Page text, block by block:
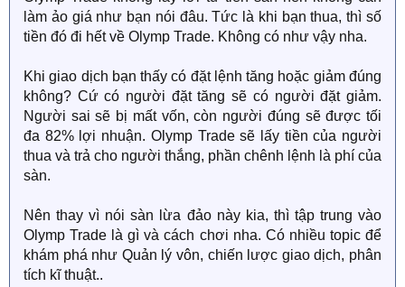
làm ảo giá như bạn nói đâu. Tức là khi bạn thua, thì số
tiền đó đi hết về Olymp Trade. Không có như vậy nha.
Khi giao dịch bạn thấy có đặt lệnh tăng hoặc giảm đúng
không? Cứ có người đặt tăng sẽ có người đặt giảm.
Người sai sẽ bị mất vốn, còn người đúng sẽ được tối
đa 82% lợi nhuận. Olymp Trade sẽ lấy tiền của người
thua và trả cho người thắng, phần chênh lệnh là phí của
sàn.
Nên thay vì nói sàn lừa đảo này kia, thì tập trung vào
Olymp Trade là gì và cách chơi nha. Có nhiều topic để
khám phá như Quản lý vôn, chiến lược giao dịch, phân
tích kĩ thuật..